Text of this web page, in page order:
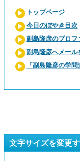
トップページ
今日のぼやき目次
副島隆彦のプロフ
副島隆彦へメール
「副島隆彦の学
文字サイズを変更